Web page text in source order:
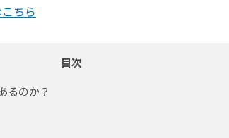
ちら
目次
るのか？